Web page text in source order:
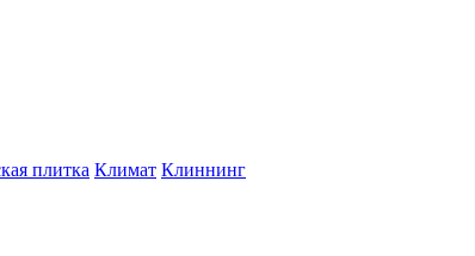
плитка Климат Клиннинг